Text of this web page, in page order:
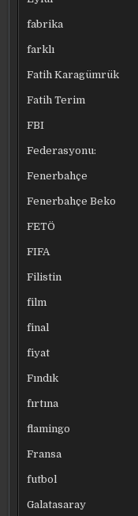
fabrika
farklı
Fatih Karagümrük
Fatih Terim
FBI
Federasyonu:
Fenerbahçe
Fenerbahçe Beko
FETÖ
FIFA
Filistin
film
final
fiyat
Fındık
fırtına
flamingo
Fransa
futbol
Galatasaray